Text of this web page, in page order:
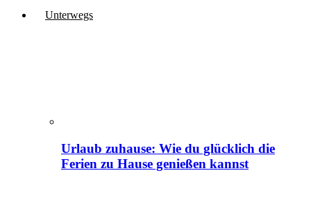
Unterwegs
Urlaub zuhause: Wie du glücklich die
Ferien zu Hause genießen kannst